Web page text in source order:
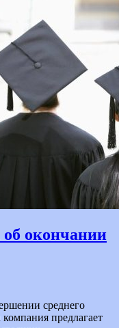
об окончании
среднего
предлагает